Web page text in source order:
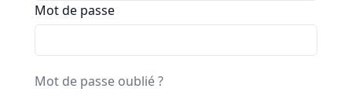
Mot de passe
Mot de passe oublié ?